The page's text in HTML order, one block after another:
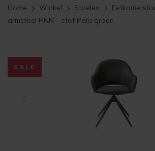
Home Winkel Stoelen
armstoel FINN – stof Pala groen
SALE